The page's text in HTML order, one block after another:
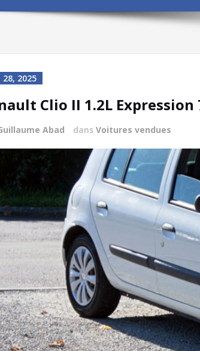
28, 2025
Clio II 1.2L Expression
Abad dans Voitures vendues